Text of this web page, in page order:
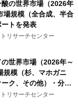
の世界市場（2026年
場規模（全合成、半合
トを発表
リサーチセンター
世界市場（2026年～
規模（杉、マホガニ
ク、その他）・分析
リサーチセンター